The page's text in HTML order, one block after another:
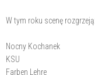
W tym roku scenę rozgrzeją:
Nocny Kochanek
KSU
Farben Lehre